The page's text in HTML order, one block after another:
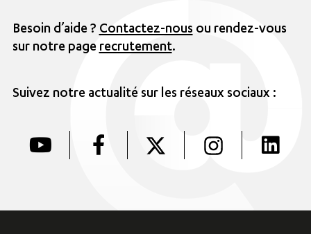
Besoin d’aide ?Contactez-nousou rendez-vous
sur notre pagerecrutement.
Suivez notre actualité sur les réseaux sociaux :